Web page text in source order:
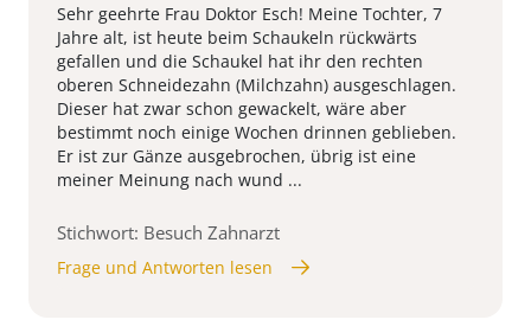
Sehr geehrte Frau Doktor Esch! Meine Tochter, 7
Jahre alt, ist heute beim Schaukeln rückwärts
gefallen und die Schaukel hat ihr den rechten
oberen Schneidezahn (Milchzahn) ausgeschlagen.
Dieser hat zwar schon gewackelt, wäre aber
bestimmt noch einige Wochen drinnen geblieben.
Er ist zur Gänze ausgebrochen, übrig ist eine
meiner Meinung nach wund ...
Stichwort: Besuch Zahnarzt
Frage und Antworten lesen